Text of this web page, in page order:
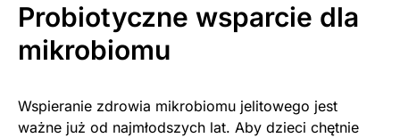
Probiotyczne wsparcie dla
mikrobiomu
Wspieranie zdrowia mikrobiomu jelitowego jest
ważne już od najmłodszych lat. Aby dzieci chętnie